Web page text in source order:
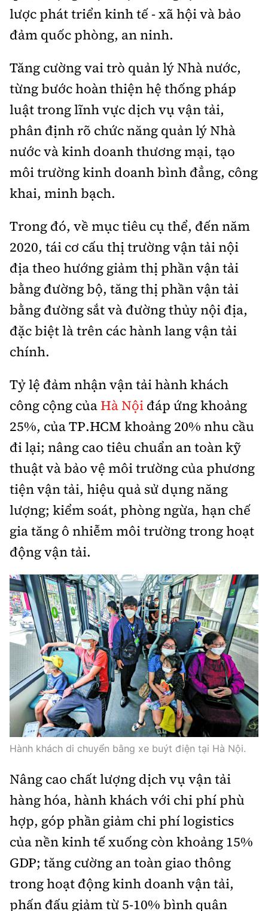
lược phát triển kinh tế - xã hội và bảo
đảm quốc phòng, an ninh.
Tăng cường vai trò quản lý Nhà nước,
từng bước hoàn thiện hệ thống pháp
luật trong lĩnh vực dịch vụ vận tải,
phân định rõ chức năng quản lý Nhà
nước và kinh doanh thương mại, tạo
môi trường kinh doanh bình đẳng, công
khai, minh bạch.
Trong đó, về mục tiêu cụ thể, đến năm
2020, tái cơ cấu thị trường vận tải nội
địa theo hướng giảm thị phần vận tải
bằng đường bộ, tăng thị phần vận tải
bằng đường sắt và đường thủy nội địa,
đặc biệt là trên các hành lang vận tải
chính.
Tỷ lệ đảm nhận vận tải hành khách
công cộng củaHà Nội đáp ứng khoảng
25%, của TP.HCM khoảng 20% nhu cầu
đi lại; nâng cao tiêu chuẩn an toàn kỹ
thuật và bảo vệ môi trường của phương
tiện vận tải, hiệu quả sử dụng năng
lượng; kiểm soát, phòng ngừa, hạn chế
gia tăng ô nhiễm môi trường trong hoạt
động vận tải.
Hành khách di chuyển bằng xe buýt điện tại Hà Nội.
Nâng cao chất lượng dịch vụ vận tải
hàng hóa, hành khách với chi phí phù
hợp, góp phần giảm chi phí logistics
của nền kinh tế xuống còn khoảng 15%
GDP; tăng cường an toàn giao thông
trong hoạt động kinh doanh vận tải,
phấn đấu giảm từ 5-10% bình quân